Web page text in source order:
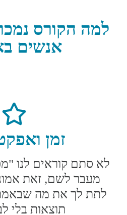
למה הקורס
אנשים
זמן
לא סתם קוראים לנו
מעבר לשם, זאת
לתת לך את מה שבאמת
תוצאות בלי